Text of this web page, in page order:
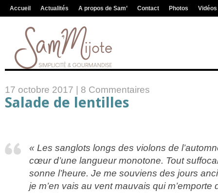
Accueil Actualités A propos de Sam’ Contact Photos Vidéos
17 octobre 2017 | 8 Commentaires
Salade de lentilles
« Les sanglots longs des violons de
cœur d’une langueur monotone. Tout
sonne l’heure. Je me souviens des jours
je m’en vais au vent mauvais qui m’emporte